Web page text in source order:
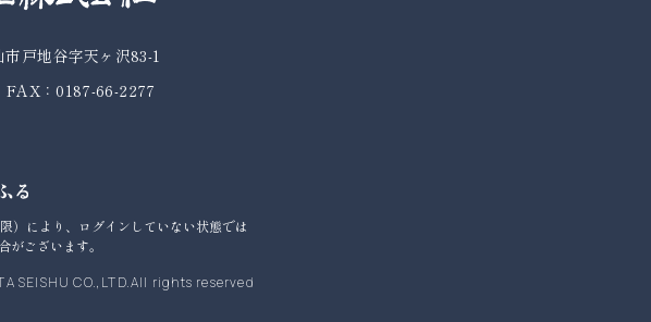
戸地谷字天ヶ沢83-1
FAX：0187-66-2277
）により、ログインしていない状態では
がございます。
SEISHU CO.,LTD.All rights reserved